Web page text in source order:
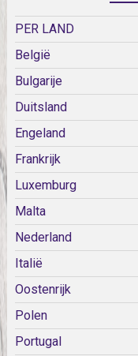
PER LAND
België
Bulgarije
Duitsland
Engeland
Frankrijk
Luxemburg
Malta
Nederland
Italië
Oostenrijk
Polen
Portugal